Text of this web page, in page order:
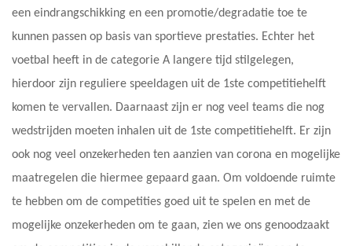
een eindrangschikking en een promotie/degradatie toe te
kunnen passen op basis van sportieve prestaties. Echter het
voetbal heeft in de categorie A langere tijd stilgelegen,
hierdoor zijn reguliere speeldagen uit de 1ste competitiehelft
komen te vervallen. Daarnaast zijn er nog veel teams die nog
wedstrijden moeten inhalen uit de 1ste competitiehelft. Er zijn
ook nog veel onzekerheden ten aanzien van corona en mogelijke
maatregelen die hiermee gepaard gaan. Om voldoende ruimte
te hebben om de competities goed uit te spelen en met de
mogelijke onzekerheden om te gaan, zien we ons genoodzaakt